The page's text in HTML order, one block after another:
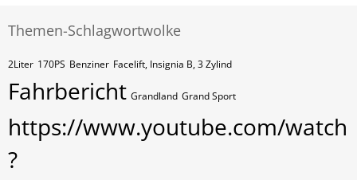
Themen-Schlagwortwolke
2Liter 170PS Benziner Facelift, Insignia B, 3 Zylind
Fahrbericht Grandland Grand Sport
https://www.youtube.com/watch
?